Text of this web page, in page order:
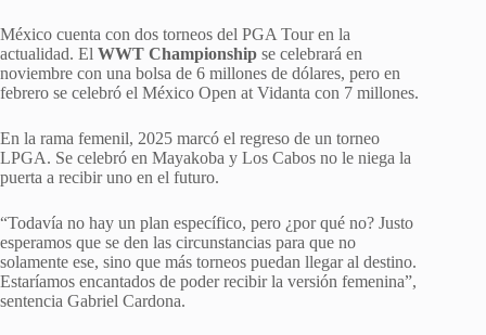
México cuenta con dos torneos del PGA Tour en la
actualidad. El WWT Championship se celebrará en
noviembre con una bolsa de 6 millones de dólares, pero en
febrero se celebró el México Open at Vidanta con 7 millones.
En la rama femenil, 2025 marcó el regreso de un torneo
LPGA. Se celebró en Mayakoba y Los Cabos no le niega la
puerta a recibir uno en el futuro.
“Todavía no hay un plan específico, pero ¿por qué no? Justo
esperamos que se den las circunstancias para que no
solamente ese, sino que más torneos puedan llegar al destino.
Estaríamos encantados de poder recibir la versión femenina”,
sentencia Gabriel Cardona.